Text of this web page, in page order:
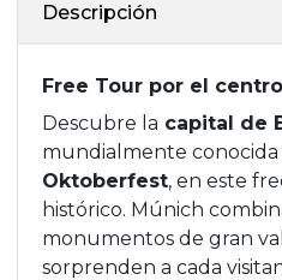
Descripción
Free Tour por el
Descubre la capital de
mundialmente conocida
Oktoberfest, en este
histórico. Múnich
monumentos de gran
sorprenden a cada